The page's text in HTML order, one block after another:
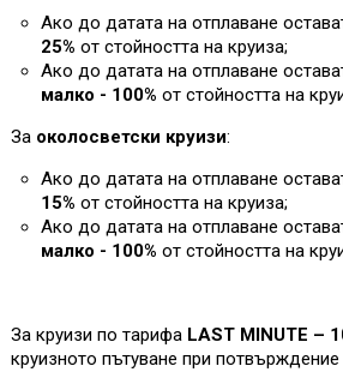
Ако до датата на отплаване
25% от стойността на круиза;
Ако до датата на отплаване
малко - 100% от стойността на
За околосветски круизи:
Ако до датата на отплаване
15% от стойността на круиза;
Ако до датата на отплаване
малко - 100% от стойността на
За круизи по тарифа LAST MINUTE –
круизното пътуване при потвърждение